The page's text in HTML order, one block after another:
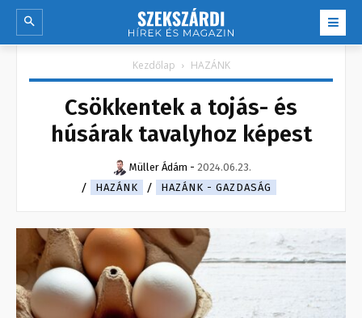
Kezdőlap HAZÁNK
Csökkentek a tojás- és
húsárak tavalyhoz képest
Müller Ádám - 2024.06.23.
HAZÁNK
HAZÁNK - GAZDASÁG